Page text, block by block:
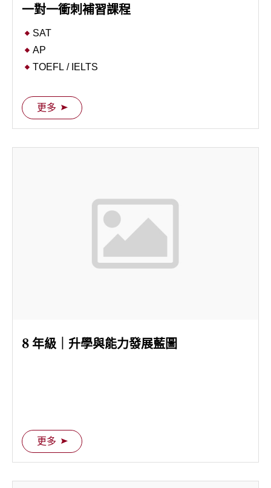
一對一衝刺補習課程
SAT
AP
TOEFL / IELTS
Art Portfolio
Personal Research / Project
更多
8 年級｜升學與能力發展藍圖
更多